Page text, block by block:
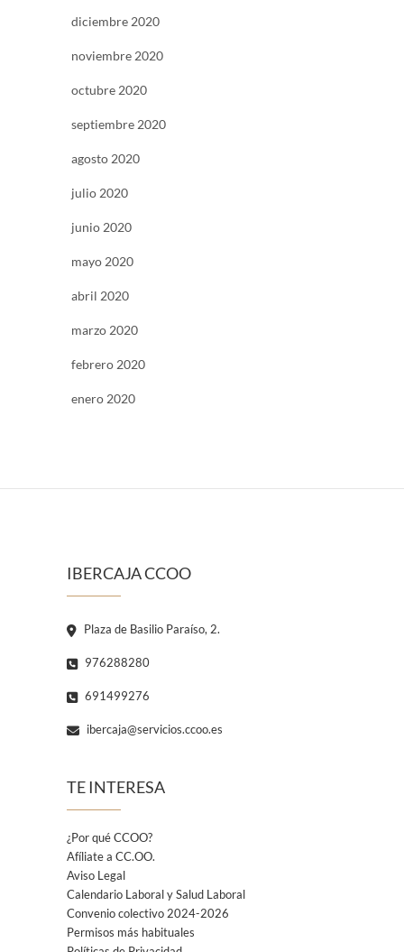
diciembre 2020
noviembre 2020
octubre 2020
septiembre 2020
agosto 2020
julio 2020
junio 2020
mayo 2020
abril 2020
marzo 2020
febrero 2020
enero 2020
IBERCAJA CCOO
Plaza de Basilio Paraíso, 2.
976288280
691499276
ibercaja@servicios.ccoo.es
TE INTERESA
¿Por qué CCOO?
Afíliate a CC.OO.
Aviso Legal
Calendario Laboral y Salud Laboral
Convenio colectivo 2024-2026
Permisos más habituales